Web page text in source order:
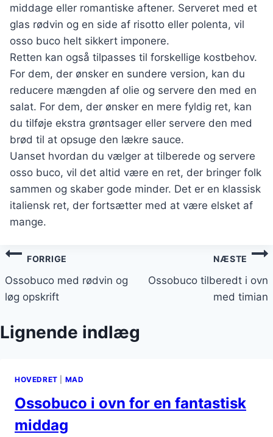
middage eller romantiske aftener. Serveret med et
glas rødvin og en side af risotto eller polenta, vil
osso buco helt sikkert imponere.
Retten kan også tilpasses til forskellige kostbehov.
For dem, der ønsker en sundere version, kan du
reducere mængden af olie og servere den med en
salat. For dem, der ønsker en mere fyldig ret, kan
du tilføje ekstra grøntsager eller servere den med
brød til at opsuge den lækre sauce.
Uanset hvordan du vælger at tilberede og servere
osso buco, vil det altid være en ret, der bringer folk
sammen og skaber gode minder. Det er en klassisk
italiensk ret, der fortsætter med at være elsket af
mange.
Indlægsnavigation
FORRIGE
Ossobuco med rødvin og
løg opskrift
NÆSTE
Ossobuco tilberedt i ovn
med timian
Lignende indlæg
HOVEDRET MAD
Ossobuco i ovn for en fantastisk
middag